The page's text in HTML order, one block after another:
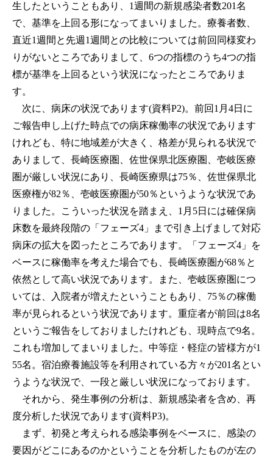
生したということもあり、1週間の新規感染者数201名
で、基準を上回る形になってまいりました。療養者数、
直近1週間と先週1週間との比較については前回同様変わ
りがないところでありまして、6つの指標のうち4つの指
標が基準を上回るという状況になったところでありま
す。
次に、病床の状況であります(資料P2)。前回1月4日に
ご報告申し上げた時点での病床稼働率の状況であります
けれども、特に地域差が大きく、格差が見られる状況で
ありまして、長崎医療圏、佐世保県北医療圏、壱岐医療
圏が厳しい状況にあり、長崎医療県は75％、佐世保県北
医療権が82％、壱岐医療圏が50％というような状況であ
りました。こういった状況を踏まえ、1月5日には確保病
床数を最終段階の「フェーズ4」まで引き上げまして対応
病床の拡大を図ったところであります。「フェーズ4」を
ベースに稼働率を考えた場合でも、長崎医療圏が68％と
依然として高い状況であります。また、壱岐医療圏につ
いては、入院者が増えたということもあり、75％の稼働
率が見られるという状況であります。重症者が前回は8名
というご報告をしておりましたけれども、現時点で9名。
これも増加してまいりました。中等症・軽症の皆様方が1
55名。宿泊療養施設等を利用されている方々が201名とい
うような状況で、一段と厳しい状況になっております。
それから、発生事例の分析は、新規感染者を含め、再
度分析した状況であります(資料P3)。
まず、初発と考えられる感染事例をベースに、感染の
要因がどこにあるのかということを分析したものが左の